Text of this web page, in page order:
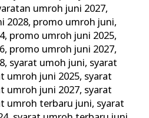
umroh juni 2027,
2028, promo umroh juni,
, promo umroh juni 2025,
, promo umroh juni 2027,
, syarat umoh juni, syarat
umroh juni 2025, syarat
umroh juni 2027, syarat
umroh terbaru juni, syarat